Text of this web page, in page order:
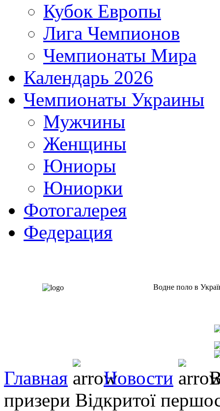
Кубок Европы
Лига Чемпионов
Чемпионаты Мира
Календарь 2026
Чемпионаты Украины
Мужчины
Женщины
Юниоры
Юниорки
Фотогалерея
Федерация
Водне поло в
Главная Новости
призери Відкритої